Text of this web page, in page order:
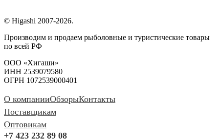
© Higashi 2007-2026.
Производим и продаем рыболовные и туристические товары
по всей РФ
ООО «Хигаши»
ИНН 2539079580
ОГРН 1072539000401
О компанииОбзорыКонтакты
Поставщикам
Оптовикам
+7 423 232 89 08